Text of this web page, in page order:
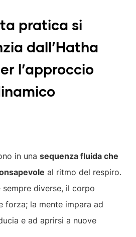
pratica si
dall’Hatha
l’approccio
in unasequenza fluida che
al ritmo del respiro.
sempre diverse, il corpo
forza; la mente impara ad
e ad aprirsi a nuove